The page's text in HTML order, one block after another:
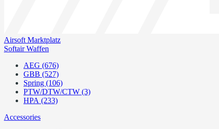
Airsoft Marktplatz
Softair Waffen
AEG (676)
GBB (527)
Spring (106)
PTW/DTW/CTW (3)
HPA (233)
Accessories